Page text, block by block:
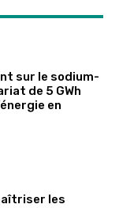
sur le sodium-
de 5 GWh
en
les